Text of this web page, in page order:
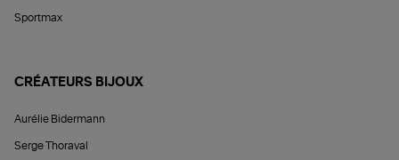
Sportmax
CRÉATEURS BIJOUX
Aurélie Bidermann
Serge Thoraval